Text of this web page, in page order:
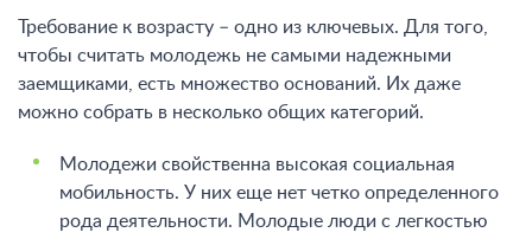
Требование к возрасту – одно из ключевых. Для того,
чтобы считать молодежь не самыми надежными
заемщиками, есть множество оснований. Их даже
можно собрать в несколько общих категорий.
Молодежи свойственна высокая социальная
мобильность. У них еще нет четко определенного
рода деятельности. Молодые люди с легкостью